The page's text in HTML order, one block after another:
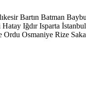
Bartın Batman
Hatay Iğdır Isparta İstanbul
Ordu Osmaniye Rize